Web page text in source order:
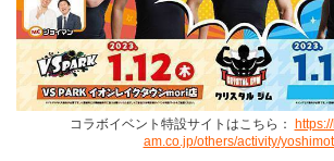
コラボイベント特設サイトはこちら：
am.co.jp/others/activity/